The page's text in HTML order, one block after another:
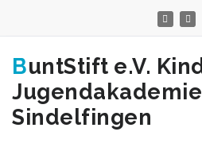
springen
BuntStift e.V. Kinder- und
Jugendakademie
Sindelfingen